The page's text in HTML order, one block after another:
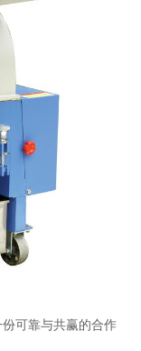
可靠与共赢的合作